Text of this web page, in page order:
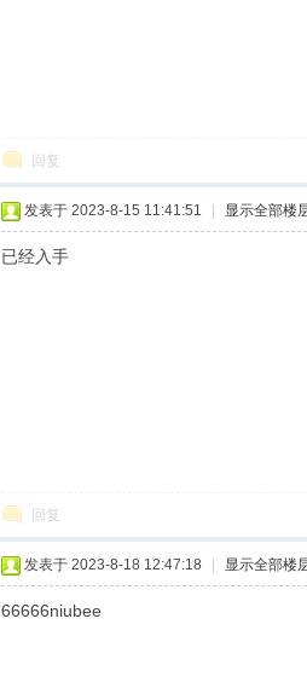
回复
发表于 2023-8-15 11:41:51 显示全部楼
已经入手
回复
发表于 2023-8-18 12:47:18 显示全部楼
66666niubee